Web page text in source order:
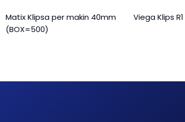
Matix Klipsa per makin 40mm
(BOX=500)
Viega Klips R1